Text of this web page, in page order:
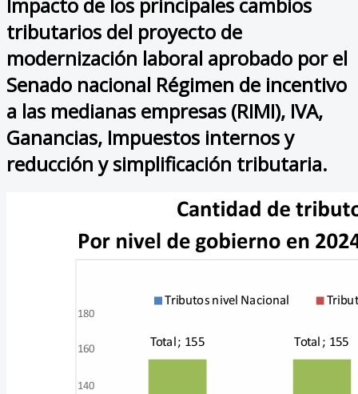
tributarios del proyecto de
modernización laboral aprobado por el
Senado nacional Régimen de incentivo
a las medianas empresas (RIMI), IVA,
Ganancias, Impuestos internos y
reducción y simplificación tributaria.